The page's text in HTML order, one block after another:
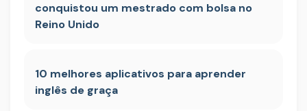
conquistou um mestrado com bolsa no
Reino Unido
10 melhores aplicativos para aprender
inglês de graça